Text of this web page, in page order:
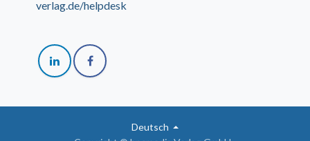
verlag.de/helpdesk
Deutsch